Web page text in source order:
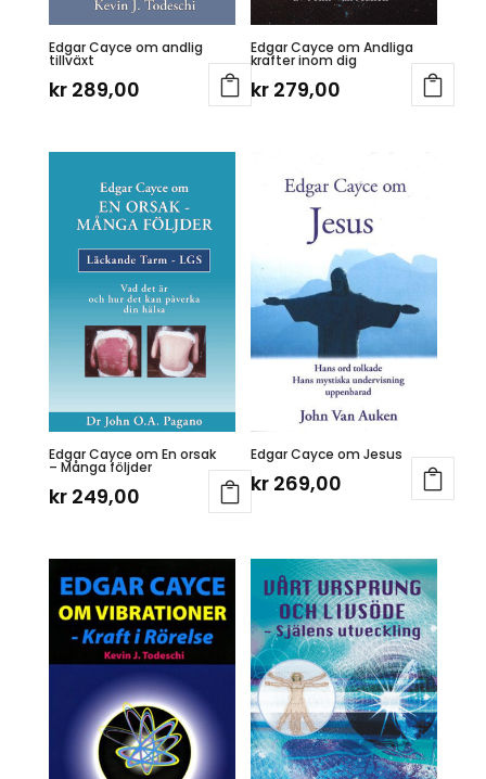
Edgar Cayce om andlig
tillväxt
kr289,00
Edgar Cayce om Andliga
krafter inom dig
kr 279,00
Edgar Cayce om En orsak
– Många följder
kr249,00
Edgar Cayce om Jesus
kr 269,00